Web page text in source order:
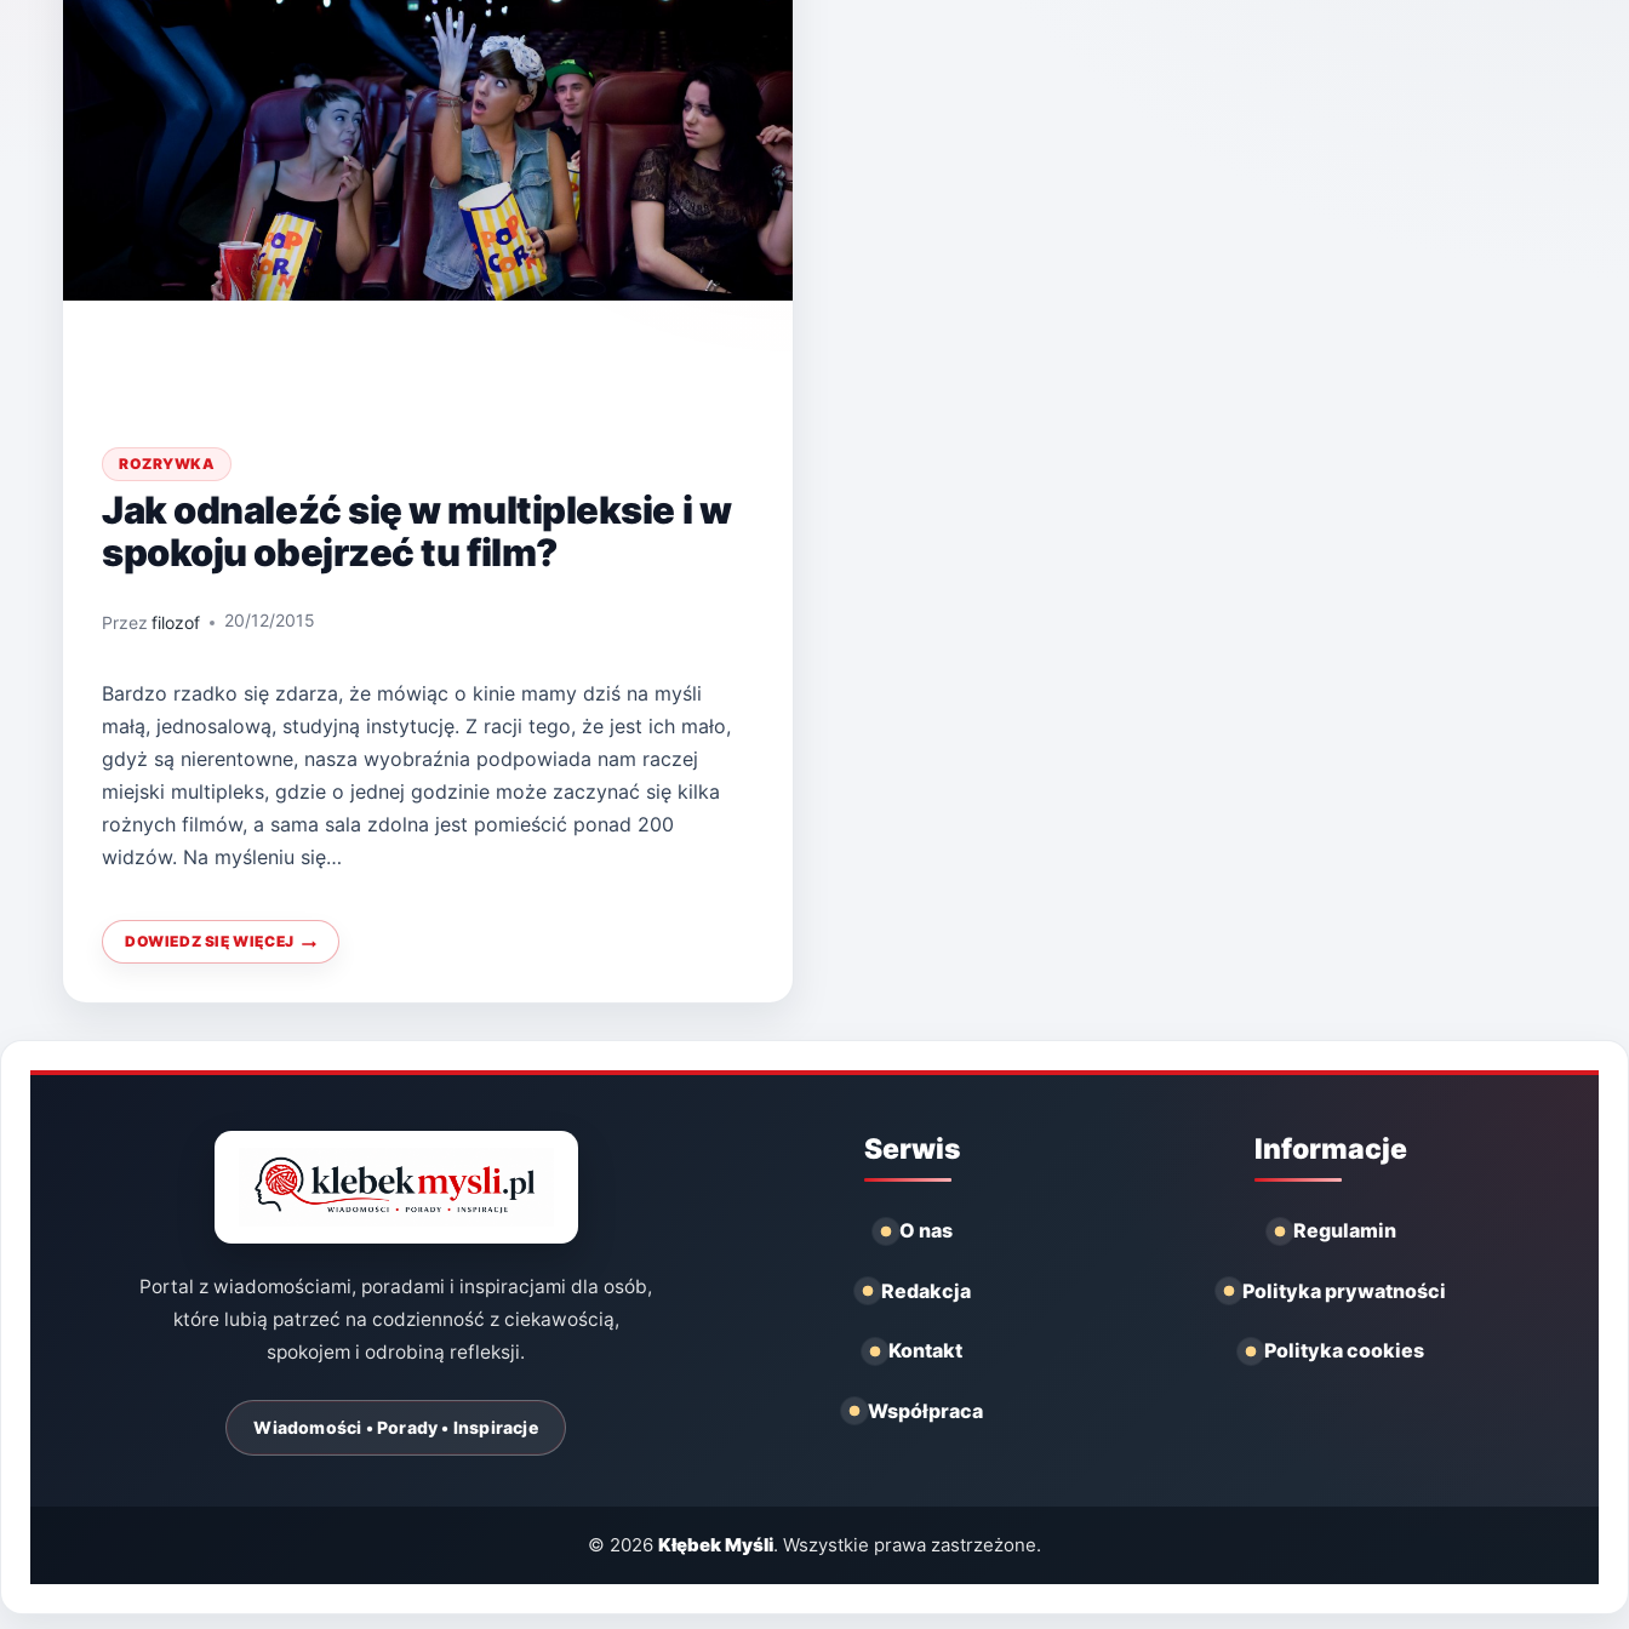
ROZRYWKA
Jak odnaleźć się w multipleksie i w
spokoju obejrzeć tu film?
Przez filozof 20/12/2015
Bardzo rzadko się zdarza, że mówiąc o kinie mamy dziś na myśli
małą, jednosalową, studyjną instytucję. Z racji tego, że jest ich mało,
gdyż są nierentowne, nasza wyobraźnia podpowiada nam raczej
miejski multipleks, gdzie o jednej godzinie może zaczynać się kilka
rożnych filmów, a sama sala zdolna jest pomieścić ponad 200
widzów. Na myśleniu się…
DOWIEDZ SIĘ WIĘCEJ
JAK
ODNALEŹĆ
MULTIPLEKSIE
TU
Portal z wiadomościami, poradami i inspiracjami dla osób,
które lubią patrzeć na codzienność z ciekawością,
spokojem i odrobiną refleksji.
Wiadomości • Porady • Inspiracje
Serwis
O nas
Redakcja
Kontakt
Współpraca
Informacje
Regulamin
Polityka prywatności
Polityka cookies
© 2026 Kłębek Myśli. Wszystkie prawa zastrzeżone.